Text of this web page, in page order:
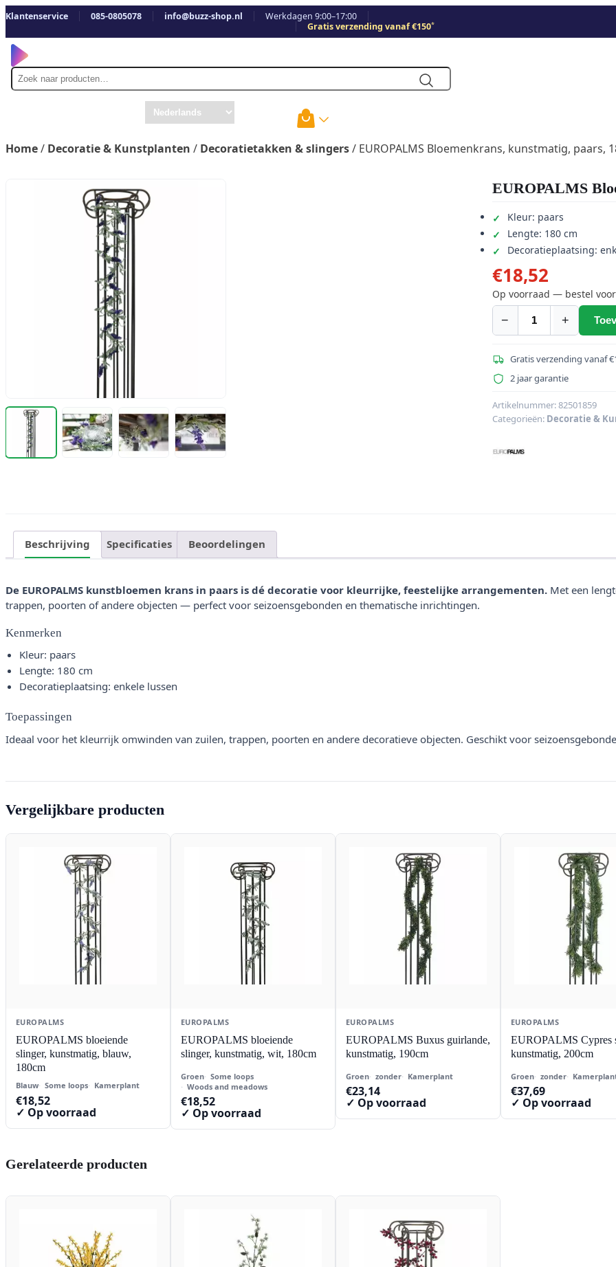
Klantenservice 085-0805078 info@buzz-shop.nl
Werkdagen 9:00–17:00
Gratis verzending vanaf €150*
Zoek
naar
Home/ Decoratie & Kunstplanten / Decoratietakken & slingers/ EUROPALMS Bloemenkrans, kunstmatig, paars,
EUROPALMS
Kleur: paars
Lengte: 180 cm
Decoratieplaatsing:
€18,52
Op voorraad — bestel
−
EUROPALMS
kunstmatig,
paars,
aantal
+
Gratis verzending vanaf
2 jaar garantie
Artikelnummer:82501859
Categorieën: Decoratie &
Beschrijving Specificaties Beoordelingen
De EUROPALMS kunstbloemen krans in paars is dé decoratie voor kleurrijke, feestelijke arrangementen. Met een
trappen, poorten of andere objecten — perfect voor seizoensgebonden en thematische inrichtingen.
Kenmerken
Kleur: paars
Lengte: 180 cm
Decoratieplaatsing: enkele lussen
Toepassingen
Ideaal voor het kleurrijk omwinden van zuilen, trappen, poorten en andere decoratieve objecten. Geschikt voor
Vergelijkbare producten
EUROPALMS
EUROPALMS bloeiende
slinger, kunstmatig, blauw,
180cm
Blauw Some loops Kamerplant
€18,52
✓ Op voorraad
EUROPALMS
EUROPALMS bloeiende
slinger, kunstmatig, wit, 180cm
Groen Some loops
Woods and meadows
€18,52
✓ Op voorraad
EUROPALMS
EUROPALMS Buxus guirlande,
kunstmatig, 190cm
Groen zonder Kamerplant
€23,14
✓ Op voorraad
EUROPALMS
EUROPALMS Cypres
kunstmatig, 200cm
Groen zonder
€37,69
✓ Op voorraad
Gerelateerde producten